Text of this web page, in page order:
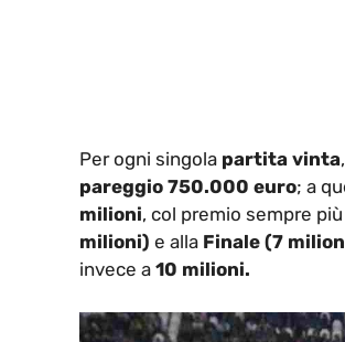
Per ogni singola partita vinta
pareggio 750.000 euro; a
milioni, col premio sempre
milioni) e alla Finale (7
invece a 10 milioni.